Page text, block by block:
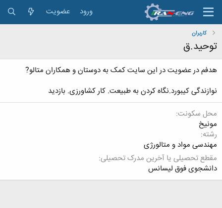
ورود عضویت
کاربران
توحید.ق
هدفم در عضویت در این سایت کمک به دوستان و همکاران متالو?
نوازندگی کیبورد.نگاه کردن به طبیعت. کار کشاورزی. بازدید
محل سکونت
مونیخ
رشته
مهندسی مواد و متالورژی
مقطع تحصیلی یا آخرین مدرک تحصیلی
دانشجوی فوق لیسانس